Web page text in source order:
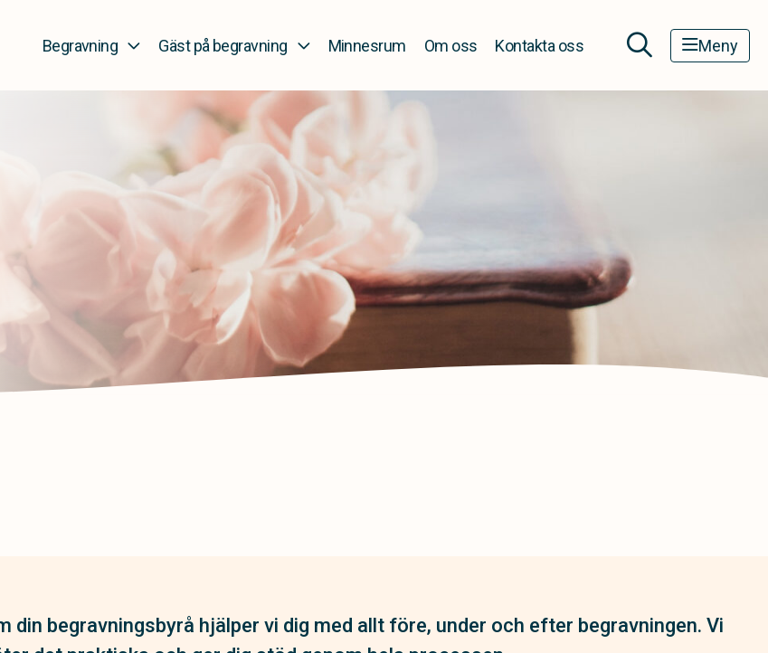
Begravning Gäst på begravning Minnesrum Om oss Kontakta oss Meny
din begravningsbyrå hjälper vi dig med allt före, under och efter begravningen. Vi